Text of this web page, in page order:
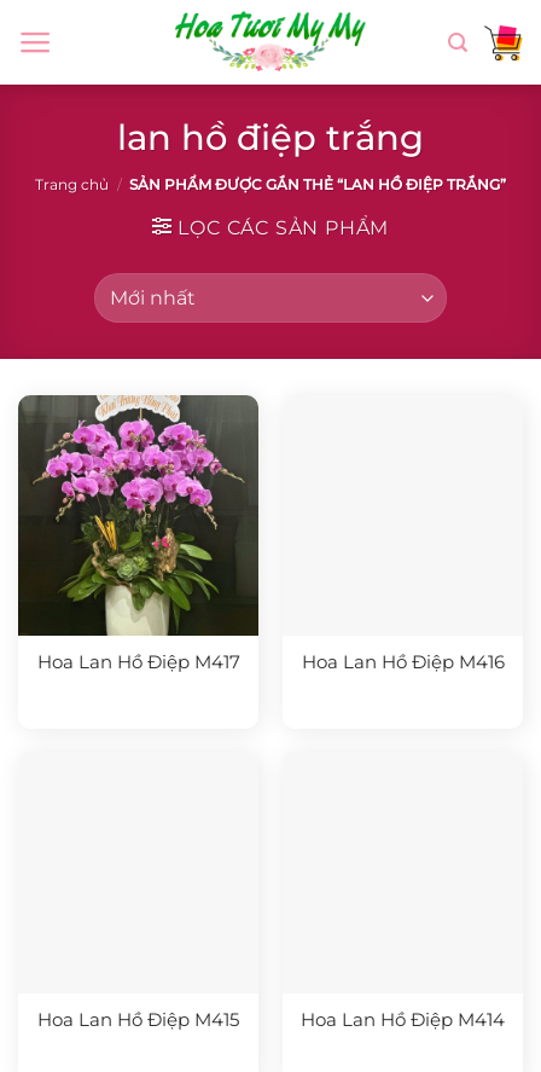
đến
lan hồ điệp trắng
Trang chủ / SẢN PHẨM ĐƯỢC GẮN THẺ “LAN HỒ ĐIỆP TRẮNG”
LỌC CÁC SẢN PHẨM
Hoa Lan Hồ Điệp M417 Hoa Lan Hồ Điệp M416
Hoa Lan Hồ Điệp M415 Hoa Lan Hồ Điệp M414